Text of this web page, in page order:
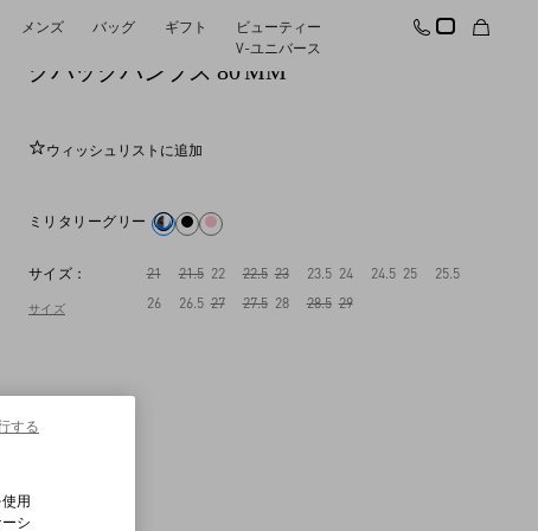
メンズ バッグ ギフト
ビューティー
V-ユニバース
Vロゴ シグネチャー パテントレザー スリン
グバックパンプス 80 MM
ウィッシュリストに追加
ミリタリーグリーン
サイズ：
サイズ
21 21.5 22 22.5 23 23.5 24 24.5 25
25.5
26
26.5 27 27.5 28 28.5 29
用
シ
する